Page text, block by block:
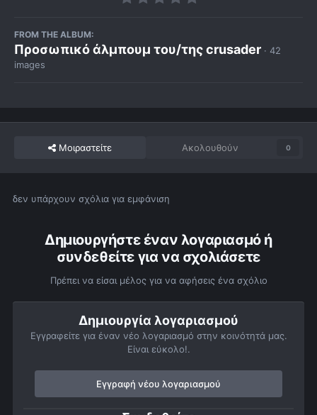
FROM THE ALBUM:
Προσωπικό άλμπουμ του/της crusader · 42
images
Μοιραστείτε Ακολουθούν 0
δεν υπάρχουν σχόλια για εμφάνιση
Δημιουργήστε έναν λογαριασμό ή
συνδεθείτε για να σχολιάσετε
Πρέπει να είσαι μέλος για να αφήσεις ένα σχόλιο
Δημιουργία λογαριασμού
Εγγραφείτε για έναν νέο λογαριασμό στην κοινότητά μας.
Είναι εύκολο!.
Εγγραφή νέου λογαριασμού